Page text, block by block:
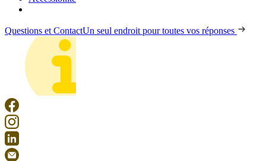
Questions et ContactUn seul endroit pour toutes vos réponses